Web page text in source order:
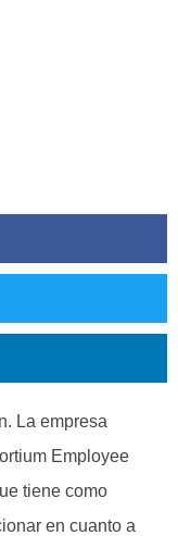
La empresa
Employee
tiene como
en cuanto a